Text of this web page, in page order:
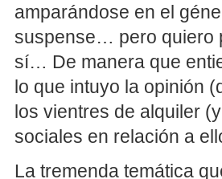
amparándose en el
suspense… pero quiero
sí… De manera que
lo que intuyo la opinión
los vientres de alquiler
sociales en relación a
La tremenda temática